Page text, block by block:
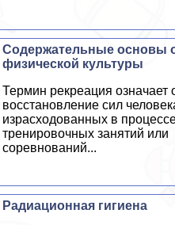
Содержательные основы
физической культуры
Термин рекреация означает
восстановление сил
израсходованных в
тренировочных занятий или
соревнований...
Радиационная гигиена